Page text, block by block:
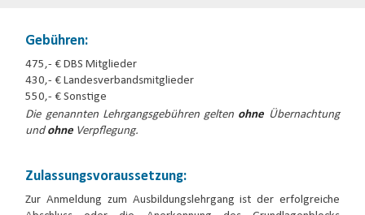
Gebühren:
475,- € DBS Mitglieder
430,- € Landesverbandsmitglieder
550,- € Sonstige
Die genannten Lehrgangsgebühren gelten ohne Übernachtung
und ohne Verpflegung.
Zulassungsvoraussetzung:
Zur Anmeldung zum Ausbildungslehrgang ist der erfolgreiche